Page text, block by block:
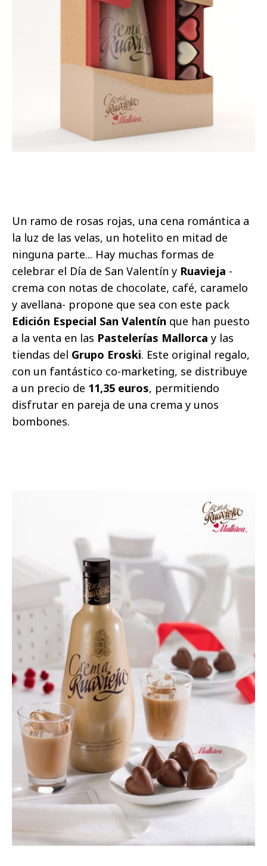
Un ramo de rosas rojas, una cena romántica a
la luz de las velas, un hotelito en mitad de
ninguna parte... Hay muchas formas de
celebrar el Día de San Valentín y Ruavieja -
crema con notas de chocolate, café, caramelo
y avellana- propone que sea con este pack
Edición Especial San Valentín que han puesto
a la venta en las Pastelerías Mallorca y las
tiendas del Grupo Eroski. Este original regalo,
con un fantástico co-marketing, se distribuye
a un precio de 11,35 euros, permitiendo
disfrutar en pareja de una crema y unos
bombones.